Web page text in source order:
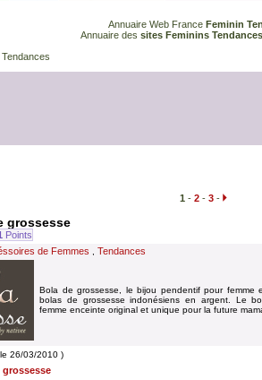
Annuaire Web France Feminin
Annuaire des sites Feminins Tendances
Tendances
1 - 2- 3-
grossesse
Points
de Femmes Tendances
Bola de grossesse, le bijou pendentif pour femme
bolas de grossesse indonésiens en argent. Le
femme enceinte original et unique pour la future
26/03/2010 )
grossesse